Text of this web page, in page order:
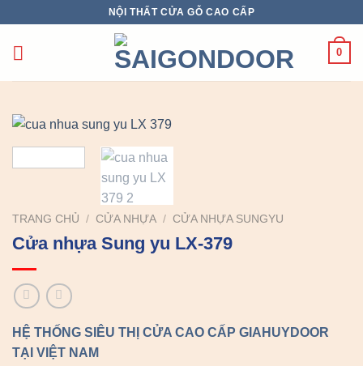
nội
NỘI THẤT CỬA GỖ CAO CẤP
0
TRANG CHỦ / CỬA NHỰA / CỬA NHỰA SUNGYU
Cửa nhựa Sung yu LX-379
HỆ THỐNG SIÊU THỊ CỬA CAO CẤP GIAHUYDOOR
TẠI VIỆT NAM